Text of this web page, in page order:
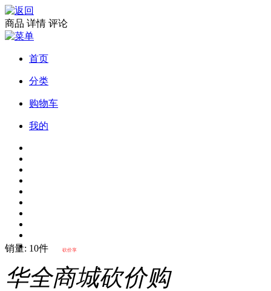
商品 详情 评论
首页
分类
购物车
我的
￥34 ￥443
销量: 10件 砍价享
华全商城砍价购